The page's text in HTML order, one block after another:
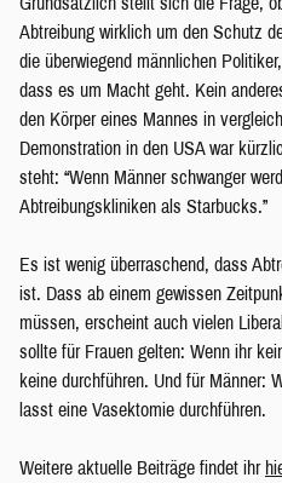
Abtreibung wirklich um den Schutz
die überwiegend männlichen
dass es um Macht geht. Kein
den Körper eines Mannes in
Demonstration in den USA war
steht: “Wenn Männer schwanger
Abtreibungskliniken als Starbucks.”
Es ist wenig überraschend, dass
ist. Dass ab einem gewissen
müssen, erscheint auch vielen
sollte für Frauen gelten: Wenn ihr
keine durchführen. Und für Männer:
lasst eine Vasektomie durchführen.
Weitere aktuelle Beiträge findet ihr